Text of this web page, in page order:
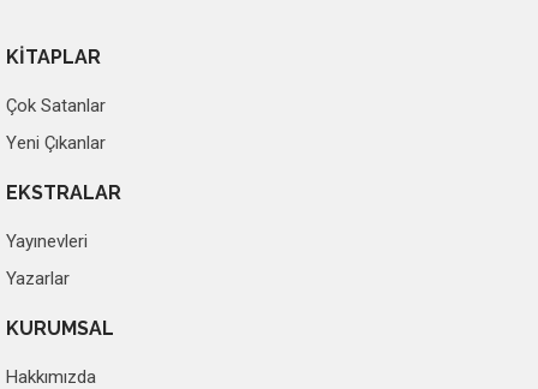
KİTAPLAR
Çok Satanlar
Yeni Çıkanlar
EKSTRALAR
Yayınevleri
Yazarlar
KURUMSAL
Hakkımızda